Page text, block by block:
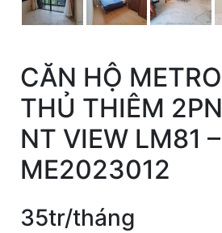
CĂN HỘ
THỦ THIÊM
NT VIEW LM81 –
ME2023012
35tr/tháng